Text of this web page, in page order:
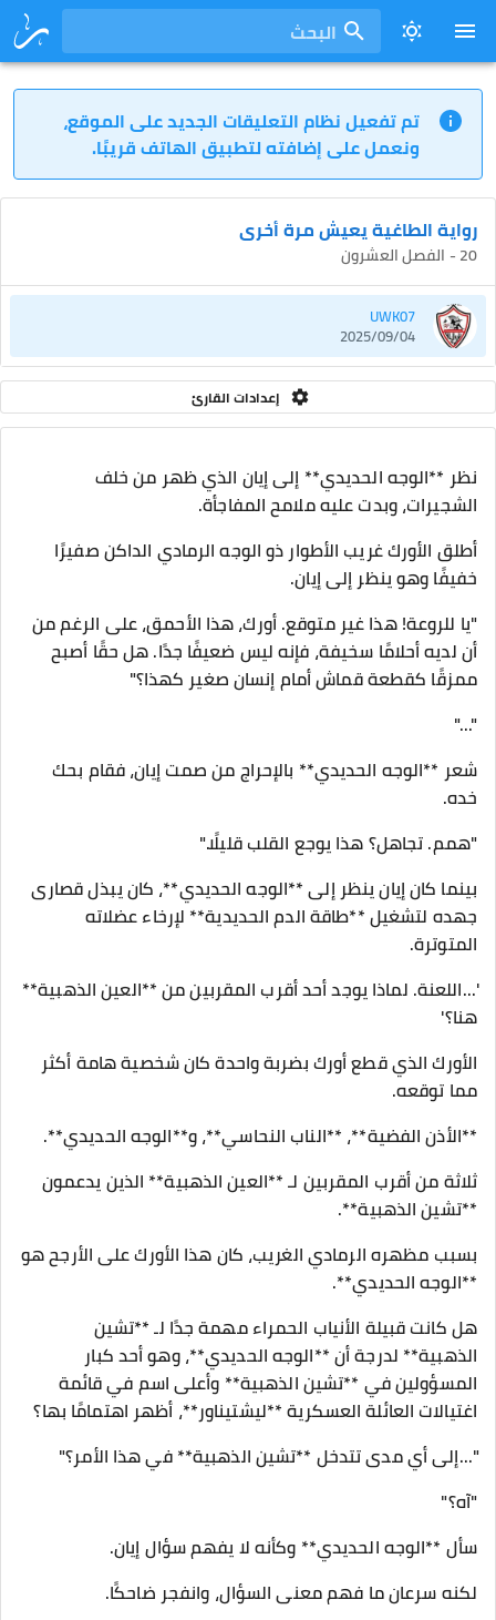
البحث
تم تفعيل نظام التعليقات الجديد على الموقع،
ونعمل على إضافته لتطبيق الهاتف قريبًا.
رواية الطاغية يعيش مرة أخرى
20 - الفصل العشرون
UWK07
2025/09/04
إعدادات القارئ
نظر **الوجه الحديدي** إلى إيان الذي ظهر من خلف
الشجيرات، وبدت عليه ملامح المفاجأة.
أطلق الأورك غريب الأطوار ذو الوجه الرمادي الداكن صفيرًا
خفيفًا وهو ينظر إلى إيان.
"يا للروعة! هذا غير متوقع. أورك، هذا الأحمق، على الرغم من
أن لديه أحلامًا سخيفة، فإنه ليس ضعيفًا جدًا. هل حقًا أصبح
ممزقًا كقطعة قماش أمام إنسان صغير كهذا؟"
"..."
شعر **الوجه الحديدي** بالإحراج من صمت إيان، فقام بحك
خده.
"همم. تجاهل؟ هذا يوجع القلب قليلًا."
بينما كان إيان ينظر إلى **الوجه الحديدي**، كان يبذل قصارى
جهده لتشغيل **طاقة الدم الحديدية** لإرخاء عضلاته
المتوترة.
'...اللعنة. لماذا يوجد أحد أقرب المقربين من **العين الذهبية**
هنا؟'
الأورك الذي قطع أورك بضربة واحدة كان شخصية هامة أكثر
مما توقعه.
**الأذن الفضية**، **الناب النحاسي**، و**الوجه الحديدي**.
ثلاثة من أقرب المقربين لـ **العين الذهبية** الذين يدعمون
**تشين الذهبية**.
بسبب مظهره الرمادي الغريب، كان هذا الأورك على الأرجح هو
**الوجه الحديدي**.
هل كانت قبيلة الأنياب الحمراء مهمة جدًا لـ **تشين
الذهبية** لدرجة أن **الوجه الحديدي**، وهو أحد كبار
المسؤولين في **تشين الذهبية** وأعلى اسم في قائمة
اغتيالات العائلة العسكرية **ليشتيناور**، أظهر اهتمامًا بها؟
"...إلى أي مدى تتدخل **تشين الذهبية** في هذا الأمر؟"
"آه؟"
سأل **الوجه الحديدي** وكأنه لا يفهم سؤال إيان.
لكنه سرعان ما فهم معنى السؤال، وانفجر ضاحكًا.